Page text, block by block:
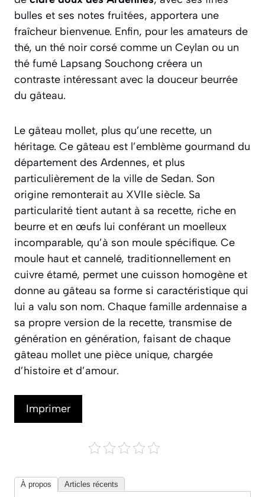
bulles et ses notes fruitées, apportera une
fraîcheur bienvenue. Enfin, pour les amateurs de
thé, un thé noir corsé comme un Ceylan ou un
thé fumé Lapsang Souchong créera un
contraste intéressant avec la douceur beurrée
du gâteau.
Le gâteau mollet, plus qu’une recette, un
héritage. Ce gâteau est l’emblème gourmand du
département des Ardennes, et plus
particulièrement de la ville de Sedan. Son
origine remonterait au XVIIe siècle. Sa
particularité tient autant à sa recette, riche en
beurre et en œufs lui conférant un moelleux
incomparable, qu’à son moule spécifique. Ce
moule haut et cannelé, traditionnellement en
cuivre étamé, permet une cuisson homogène et
donne au gâteau sa forme si caractéristique qui
lui a valu son nom. Chaque famille ardennaise a
sa propre version de la recette, transmise de
génération en génération, faisant de chaque
gâteau mollet une pièce unique, chargée
d’histoire et d’amour.
Imprimer
À propos Articles récents